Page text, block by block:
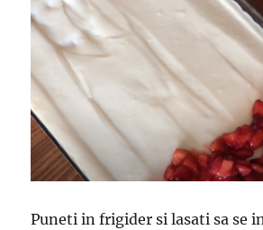
Puneti in frigider si lasati sa se